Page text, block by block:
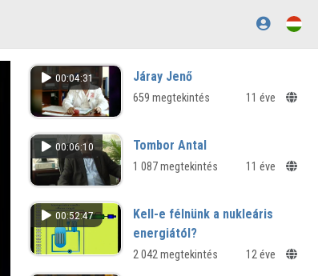
00:04:31 Járay Jenő
659 megtekintés 11 éve
00:06:10 Tombor Antal
1 087 megtekintés 11 éve
00:52:47
Kell-e félnünk a nukleáris
energiától?
2 042 megtekintés 12 éve